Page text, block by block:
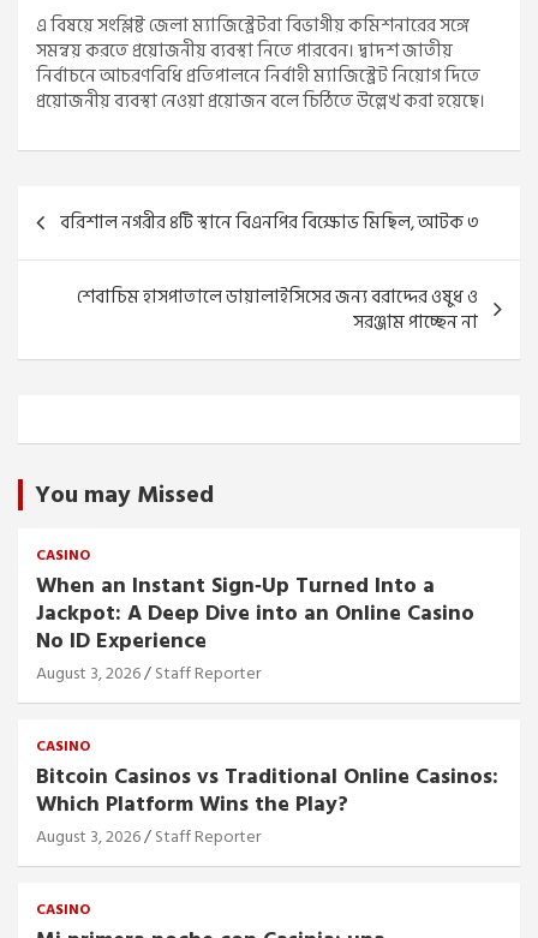
এ বিষয়ে সংশ্লিষ্ট জেলা ম্যাজিস্ট্রেটরা বিভাগীয় কমিশনারের সঙ্গে
সমন্বয় করতে প্রয়োজনীয় ব্যবস্থা নিতে পারবেন। দ্বাদশ জাতীয়
নির্বাচনে আচরণবিধি প্রতিপালনে নির্বাহী ম্যাজিস্ট্রেট নিয়োগ দিতে
প্রয়োজনীয় ব্যবস্থা নেওয়া প্রয়োজন বলে চিঠিতে উল্লেখ করা হয়েছে।
Post
navigation
বরিশাল নগরীর ৪টি স্থানে বিএনপির বিক্ষোভ মিছিল, আটক ৩
শেবাচিম হাসপাতালে ডায়ালাইসিসের জন্য বরাদ্দের ওষুধ ও
সরঞ্জাম পাচ্ছেন না
You may Missed
CASINO
When an Instant Sign‑Up Turned Into a
Jackpot: A Deep Dive into an Online Casino
No ID Experience
August 3, 2026 Staff Reporter
CASINO
Bitcoin Casinos vs Traditional Online Casinos:
Which Platform Wins the Play?
August 3, 2026 Staff Reporter
CASINO